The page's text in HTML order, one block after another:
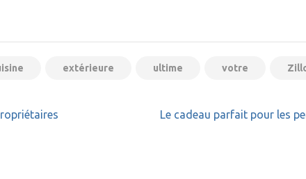
extérieure ultime votre
Le cadeau parfait pour les